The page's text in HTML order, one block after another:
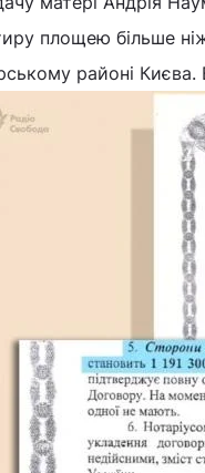
площею більше
районі Києва.